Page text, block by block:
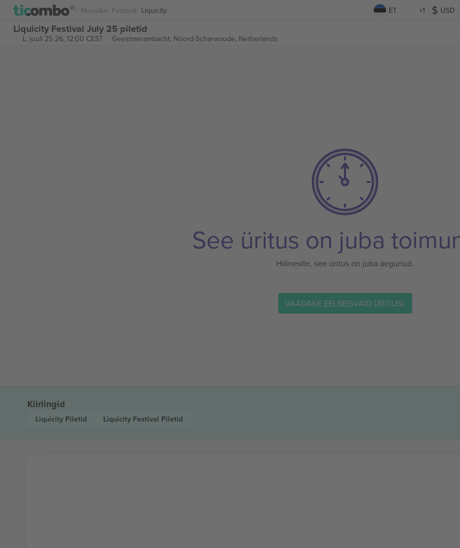
Muusika Festival Liquicity ET +1 USD
Liquicity Festival July 25 piletid
L, juuli 25 26, 12:00 CEST Geestmerambacht, Noord-Scharwoude, Netherlands
See üritus on juba
Hilinesite, see üritus on juba aegunud.
VAADAKE EELSEISVAID ÜRITUSI.
Kiirlingid
Liquicity Piletid Liquicity Festival Piletid